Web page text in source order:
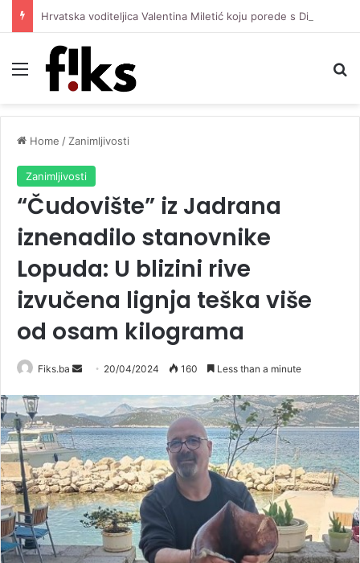
Menu
Home / Zanimljivosti
Zanimljivosti
“Čudovište” iz Jadrana
iznenadilo stanovnike
Lopuda: U blizini rive
izvučena lignja teška više
od osam kilograma
Fiks.ba
Send
email
20/04/2024 160 Less than a minute